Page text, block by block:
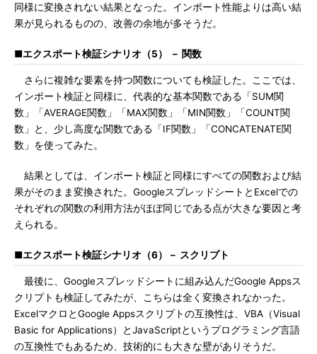
同様に変換されない結果となった。インポート性能よりは高い結
果が見られるものの、改善の余地が多そうだ。
■エクスポート検証シナリオ（5） － 関数
さらに複雑な要素を持つ関数についても検証した。ここでは、
インポート検証と同様に、代表的な基本関数である「SUM関
数」「AVERAGE関数」「MAX関数」「MIN関数」「COUNT関
数」と、少し高度な関数である「IF関数」「CONCATENATE関
数」を使ってみた。
結果としては、インポート検証と同様にすべての関数および結
果がそのまま変換された。GoogleスプレッドシートとExcelでの
それぞれの関数の利用方法がほぼ同じである点が大きな要因と考
えられる。
■エクスポート検証シナリオ（6）－ スクリプト
最後に、Googleスプレッドシートに組み込んだGoogle Appsス
クリプトも検証してみたが、こちらは全く変換されなかった。
ExcelマクロとGoogle Appsスクリプトの互換性は、VBA（Visual
Basic for Applications）とJavaScriptというプログラミング言語
の互換性でもあるため、技術的にも大きな壁がありそうだ。